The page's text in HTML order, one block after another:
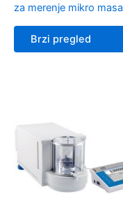
za merenje mikro masa
Brzi pregled